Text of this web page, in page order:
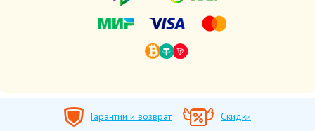
Гарантии и возврат Скидки